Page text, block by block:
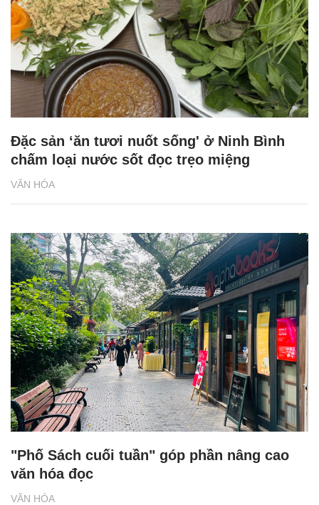
VĂN HÓA
Đặc sản ‘ăn tươi nuốt sống' ở Ninh Bình
chấm loại nước sốt đọc trẹo miệng
VĂN HÓA
"Phố Sách cuối tuần" góp phần nâng cao
văn hóa đọc